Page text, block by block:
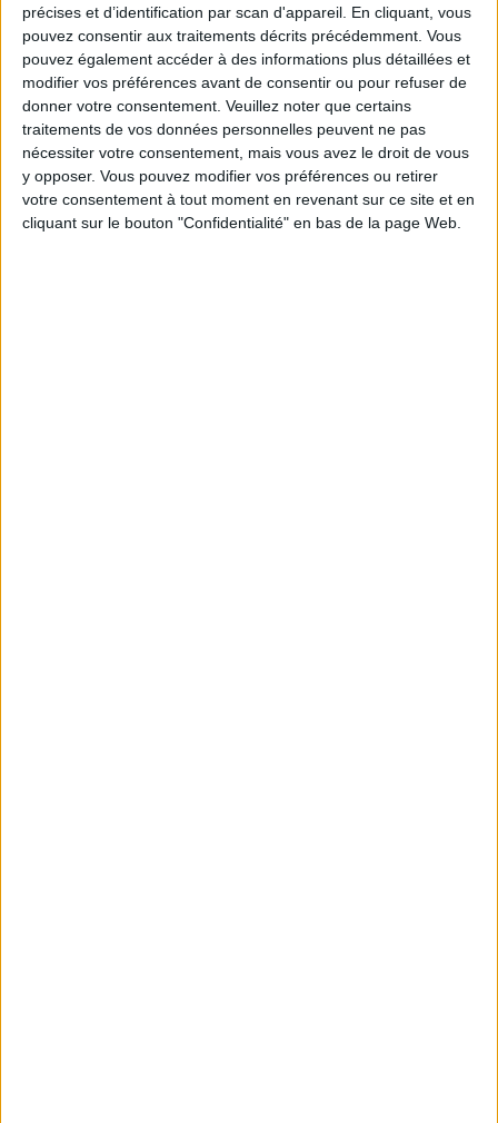
précises et d’identification par scan d'appareil. En cliquant, vous
pouvez consentir aux traitements décrits précédemment. Vous
pouvez également accéder à des informations plus détaillées et
modifier vos préférences avant de consentir ou pour refuser de
donner votre consentement. Veuillez noter que certains
traitements de vos données personnelles peuvent ne pas
nécessiter votre consentement, mais vous avez le droit de vous
y opposer. Vous pouvez modifier vos préférences ou retirer
votre consentement à tout moment en revenant sur ce site et en
cliquant sur le bouton "Confidentialité" en bas de la page Web.
5 BONS ROMANS EN FORMAT POCHE À DÉVORER CET ÉTÉ